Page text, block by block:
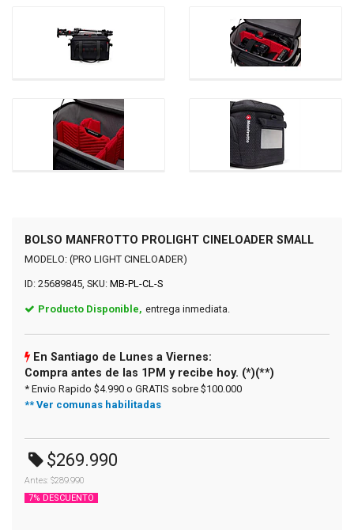
BOLSO MANFROTTO PROLIGHT CINELOADER SMALL
MODELO: (PRO LIGHT CINELOADER)
ID: 25689845, SKU: MB-PL-CL-S
Producto Disponible, entrega inmediata.
En Santiago de Lunes a Viernes:
Compra antes de las 1PM y recibe hoy. (*)(**)
* Envio Rapido $4.990 o GRATIS sobre $100.000
** Ver comunas habilitadas
$269.990
Antes: $289.990
7% DESCUENTO